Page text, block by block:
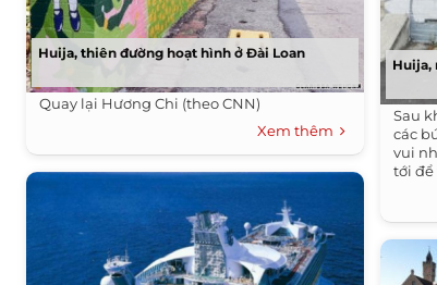
Huija, thiên đường hoạt hình ở Đài Loan
Quay lại Hương Chi (theo CNN)
Xem thêm
Huija,
Sau
các
vui
tới